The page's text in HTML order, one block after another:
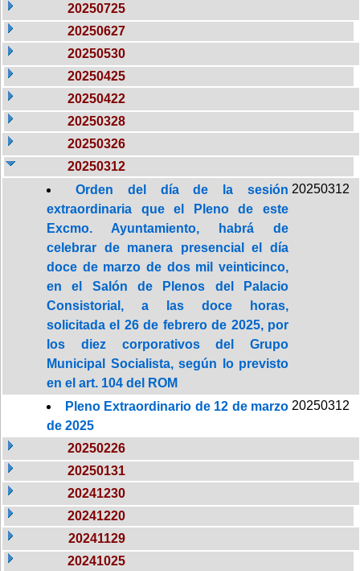
20250725
20250627
20250530
20250425
20250422
20250328
20250326
20250312
Orden del día de la sesión
extraordinaria que el Pleno de este
Excmo. Ayuntamiento, habrá de
celebrar de manera presencial el día
doce de marzo de dos mil veinticinco,
en el Salón de Plenos del Palacio
Consistorial, a las doce horas,
solicitada el 26 de febrero de 2025, por
los diez corporativos del Grupo
Municipal Socialista, según lo previsto
en el art. 104 del ROM
20250312
Pleno Extraordinario de 12 de marzo
de 2025
20250312
20250226
20250131
20241230
20241220
20241129
20241025